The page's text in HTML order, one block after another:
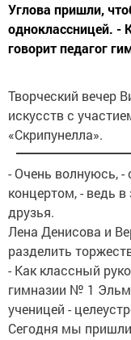
Углова пришли,
одноклассницей. -
говорит педагог
Творческий вечер
искусств с
«Скрипунелла».
- Очень волнуюсь, -
концертом, - ведь
друзья.
Лена Денисова и
разделить
- Как классный
гимназии № 1
ученицей -
Сегодня мы